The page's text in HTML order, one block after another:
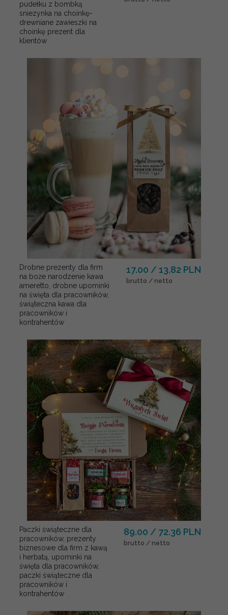
pudełku z bombką
sniezynka na choinkę-
drewniane zawieszki na
choinkę prezent dla
klientów
Drobne prezenty dla firm
na boże narodzenie kawa
ameretto, drobne upominki
na święta dla pracowników,
świąteczna kawa dla
pracowników i
kontrahentów
17.00 / 13.82 PLN
brutto / netto
Paczki świąteczne dla
pracowników, prezenty
biznesowe dla firm z kawą
i herbatą, upominki na
święta dla pracowników,
paczki świąteczne dla
pracowników i
kontrahentów
89.00 / 72.36 PLN
brutto / netto